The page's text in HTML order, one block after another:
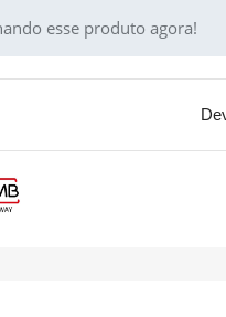
esse produto agora!